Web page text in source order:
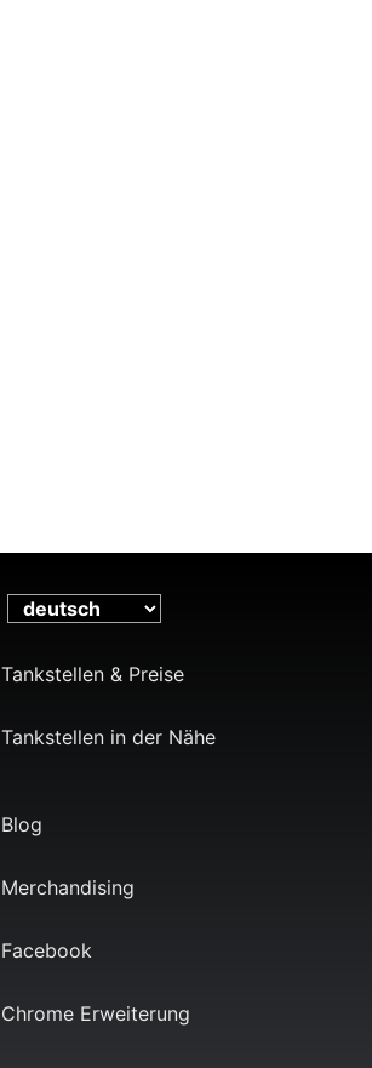
Tankstellen & Preise
Tankstellen in der Nähe
Blog
Merchandising
Facebook
Chrome Erweiterung